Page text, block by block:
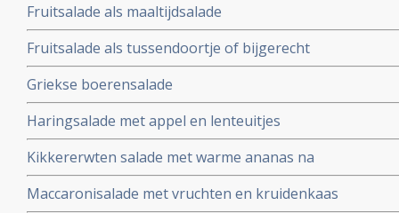
Fruitsalade als maaltijdsalade
Fruitsalade als tussendoortje of bijgerecht
Griekse boerensalade
Haringsalade met appel en lenteuitjes
Kikkererwten salade met warme ananas na
Maccaronisalade met vruchten en kruidenkaas